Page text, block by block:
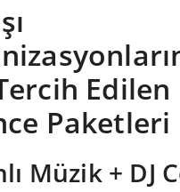
Edilen
Paketleri
Müzik + DJ